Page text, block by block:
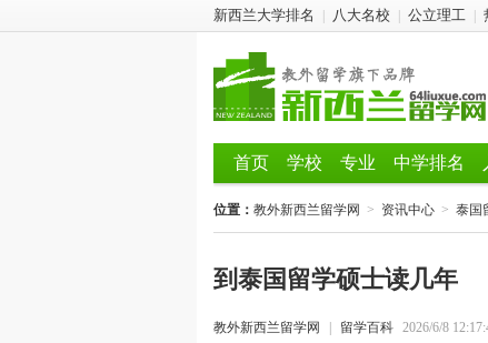
新西兰大学排名 八大名校 公立理工
首页 学校 专业 中学排名
位置： 教外新西兰留学网 > 资讯中心 > 泰国
到泰国留学硕士读几年
教外新西兰留学网 留学百科 2026/6/8